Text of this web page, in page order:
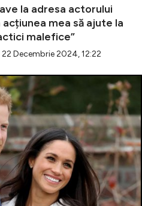
la adresa actorului
mea să ajute la
malefice”
Decembrie 2024, 12:22